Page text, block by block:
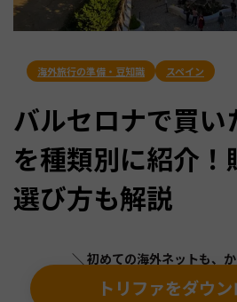
海外旅行の準備・豆知識 スペイン
バルセロナで買い
を種類別に紹介！
選び方も解説
＼ 初めての海外ネットも、
トリファをダウ